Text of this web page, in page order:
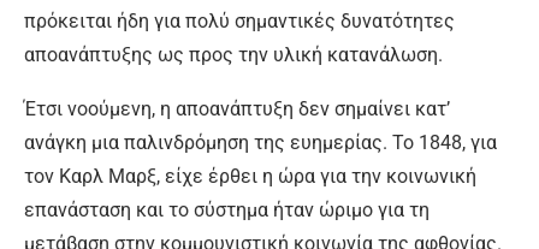
πρόκειται ήδη για πολύ σημαντικές δυνατότητες
αποανάπτυξης ως προς την υλική κατανάλωση.
Έτσι νοούμενη, η αποανάπτυξη δεν σημαίνει κατ’
ανάγκη μια παλινδρόμηση της ευημερίας. Το 1848, για
τον Καρλ Μαρξ, είχε έρθει η ώρα για την κοινωνική
επανάσταση και το σύστημα ήταν ώριμο για τη
μετάβαση στην κομμουνιστική κοινωνία της αφθονίας.